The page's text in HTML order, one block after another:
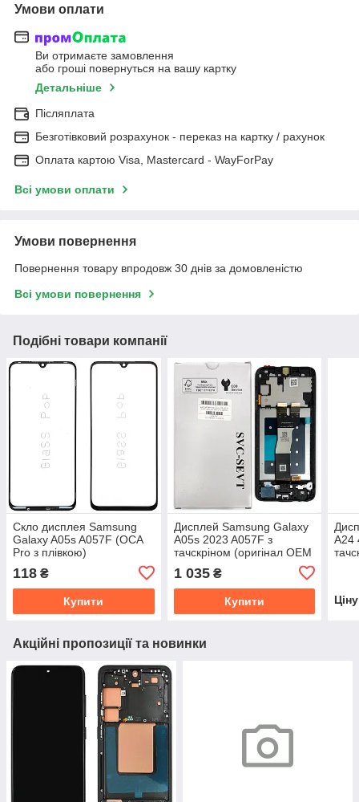
Умови оплати
Ви отримаєте замовлення
або гроші повернуться на вашу картку
Детальніше
Післяплата
Безготівковий розрахунок - переказ на картку / рахунок
Оплата картою Visa, Mastercard - WayForPay
Всі умови оплати
Умови повернення
Повернення товару впродовж 30 днів за домовленістю
Всі умови повернення
Подібні товари компанії
Скло дисплея Samsung
Galaxy A05s A057F (OCA
Pro з плівкою)
118 ₴
Купити
Дисплей Samsung Galaxy
A05s 2023 A057F з
тачскріном (оригінал OEM
1 035₴
Купити
A24
Акційні пропозиції та новинки